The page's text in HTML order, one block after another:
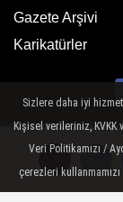
Gazete Arşivi
Karikatürler
Google
ücretsiz
Sizlere daha iyi
Kişisel verileriniz, KVKK
Veri Politikamızı /
çerezleri